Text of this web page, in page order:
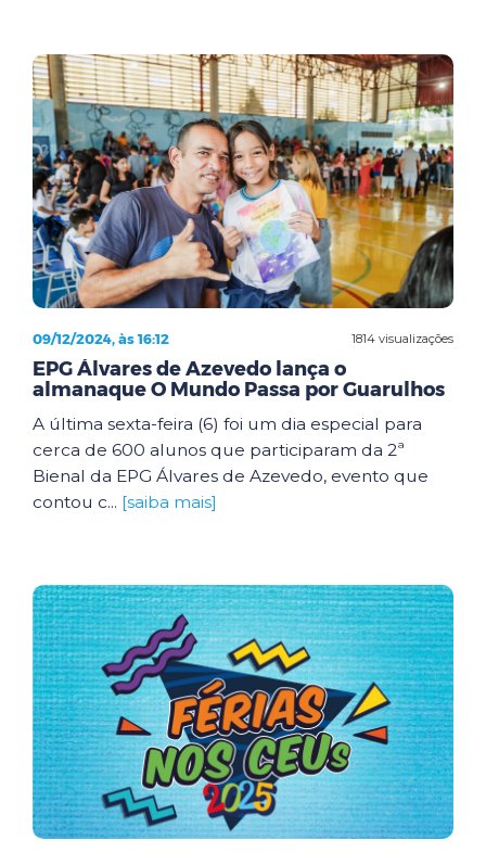
1814 visualizações
09/12/2024, às 16:12
EPG Álvares de Azevedo lança o
almanaque O Mundo Passa por Guarulhos
A última sexta-feira (6) foi um dia especial para
cerca de 600 alunos que participaram da 2ª
Bienal da EPG Álvares de Azevedo, evento que
contou c... [saiba mais]